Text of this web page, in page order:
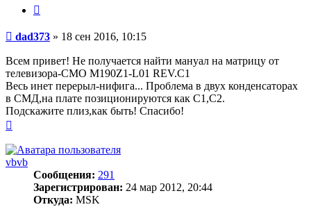
Сообщение
dad373 » 18 сен 2016, 10:15
Всем привет! Не получается найти мануал на матрицу от
телевизора-CMO M190Z1-L01 REV.C1
Весь инет перерыл-нифига... Проблема в двух конденсаторах
в СМД,на плате позиционируются как С1,С2.
Подскажите плиз,как быть! Спасибо!
началу
vbvb
Сообщения: 291
Зарегистрирован: 24 мар 2012, 20:44
Откуда: MSK